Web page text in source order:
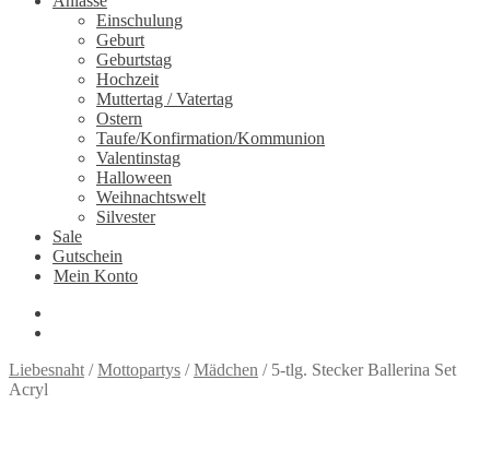
Einschulung
Geburt
Geburtstag
Hochzeit
Muttertag / Vatertag
Ostern
Taufe/Konfirmation/Kommunion
Valentinstag
Halloween
Weihnachtswelt
Silvester
Sale
Gutschein
Mein Konto
Liebesnaht /Mottopartys /Mädchen / 5-tlg. Stecker Ballerina Set
Acryl